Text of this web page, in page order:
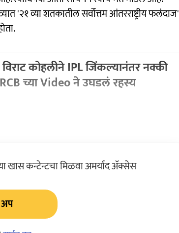
'२१ व्या शतकातील सर्वोत्तम आंतरराष्ट्रीय फलंदाज'
कोहलीने IPL जिंकल्यानंतर नक्की
च्या Video ने उघडलं रहस्य
खास कन्टेन्टचा मिळवा अमर्याद ॲक्सेस